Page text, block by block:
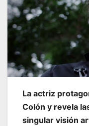
La actriz
Colón y revela
singular visión